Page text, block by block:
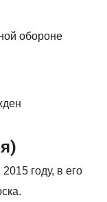
обороне
году, в его